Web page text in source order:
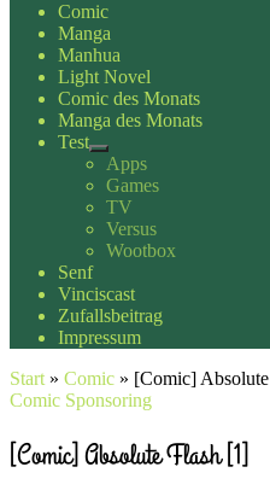
Comic
Manga
Manhua
Light Novel
Comic des Monats
Manga des Monats
Test
Apps
Games
TV
Versus
Wootbox
Senf
Vinciscast
Zufallsbeitrag
Impressum
Start » Comic » [Comic]
Comic Sponsoring
[Comic] Absolute Flash [1]